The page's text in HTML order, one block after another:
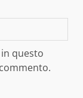
questo